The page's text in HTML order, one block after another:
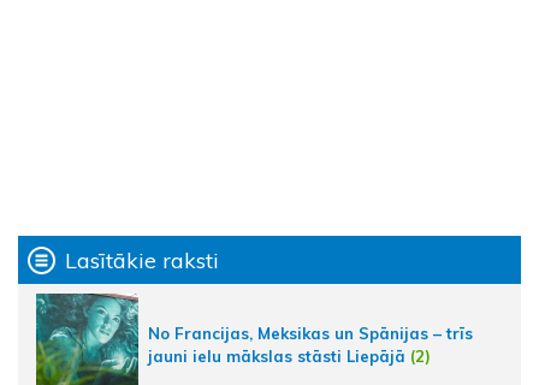
Lasītākie raksti
No Francijas, Meksikas un Spānijas – trīs
jauni ielu mākslas stāsti Liepājā (2)